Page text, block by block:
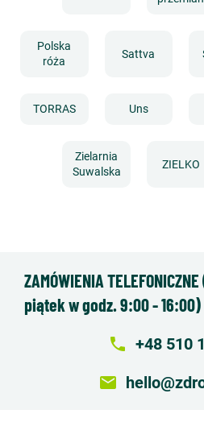
Polska
róża
Sattva
TORRAS Uns
Zielarnia
Suwalska
ZIELKO
ZAMÓWIENIA
piątek w godz. 9:00 - 16:00)
local_phone +48 510
email